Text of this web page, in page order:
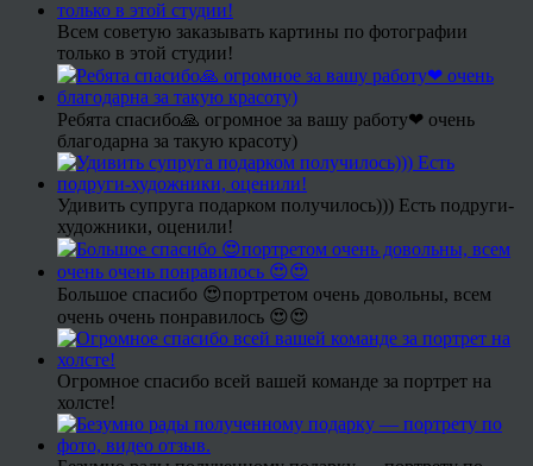
Всем советую заказывать картины по фотографии
только в этой студии!
Ребята спасибо🙏 огромное за вашу работу❤ очень
благодарна за такую красоту)
Удивить супруга подарком получилось))) Есть подруги-
художники, оценили!
Большое спасибо 😍портретом очень довольны, всем
очень очень понравилось 😍😍
Огромное спасибо всей вашей команде за портрет на
холсте!